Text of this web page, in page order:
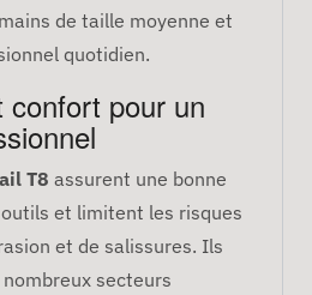
de taille moyenne et
quotidien.
confort pour un
T8 assurent une bonne
et limitent les risques
et de salissures. Ils
secteurs